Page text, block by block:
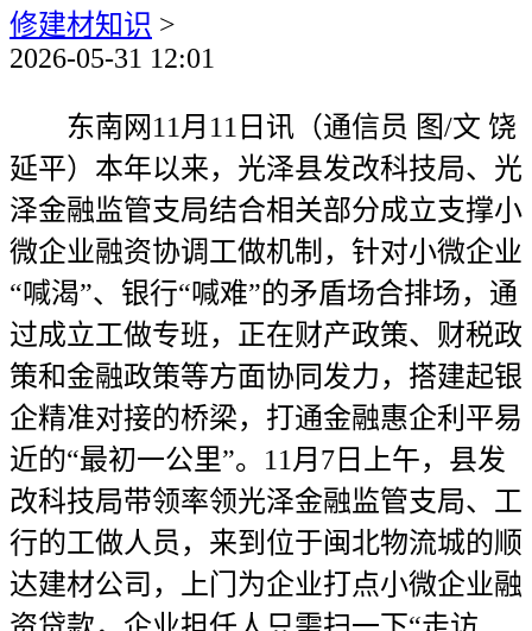
修建材知识 >
2026-05-31 12:01
东南网11月11日讯（通信员 图/文 饶
延平）本年以来，光泽县发改科技局、光
泽金融监管支局结合相关部分成立支撑小
微企业融资协调工做机制，针对小微企业
“喊渴”、银行“喊难”的矛盾场合排场，通
过成立工做专班，正在财产政策、财税政
策和金融政策等方面协同发力，搭建起银
企精准对接的桥梁，打通金融惠企利平易
近的“最初一公里”。11月7日上午，县发
改科技局带领率领光泽金融监管支局、工
行的工做人员，来到位于闽北物流城的顺
达建材公司，上门为企业打点小微企业融